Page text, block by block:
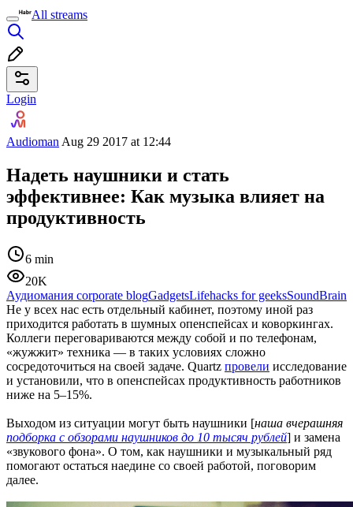
All streams
Login
Audioman Aug 29 2017 at 12:44
Надеть наушники и стать
эффективнее: Как музыка влияет на
продуктивность
6 min
20K
Аудиомания corporate blogGadgetsLifehacks for geeksSoundBrain
Не у всех нас есть отдельный кабинет, поэтому иной раз
приходится работать в шумных опенспейсах и коворкингах.
Коллеги переговариваются между собой и по телефонам,
«жужжит» техника — в таких условиях сложно
сосредоточиться на своей задаче. Quartz провели исследование
и установили, что в опенспейсах продуктивность работников
ниже на 5–15%.
Выходом из ситуации могут быть наушники [наша вчерашняя
подборка с обзорами наушников до 10 тысяч рублей] и замена
«звукового фона». О том, как наушники и музыкальный ряд
помогают остаться наедине со своей работой, поговорим
далее.